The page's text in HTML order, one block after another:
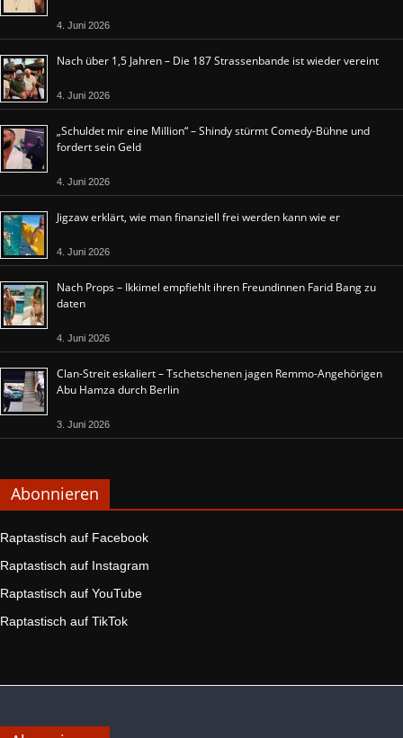
4. Juni 2026
Nach über 1,5 Jahren – Die 187 Strassenbande ist wieder vereint
4. Juni 2026
„Schuldet mir eine Million“ – Shindy stürmt Comedy-Bühne und
fordert sein Geld
4. Juni 2026
Jigzaw erklärt, wie man finanziell frei werden kann wie er
4. Juni 2026
Nach Props – Ikkimel empfiehlt ihren Freundinnen Farid Bang zu
daten
4. Juni 2026
Clan-Streit eskaliert – Tschetschenen jagen Remmo-Angehörigen
Abu Hamza durch Berlin
3. Juni 2026
Abonnieren
Raptastisch auf Facebook
Raptastisch auf Instagram
Raptastisch auf YouTube
Raptastisch auf TikTok